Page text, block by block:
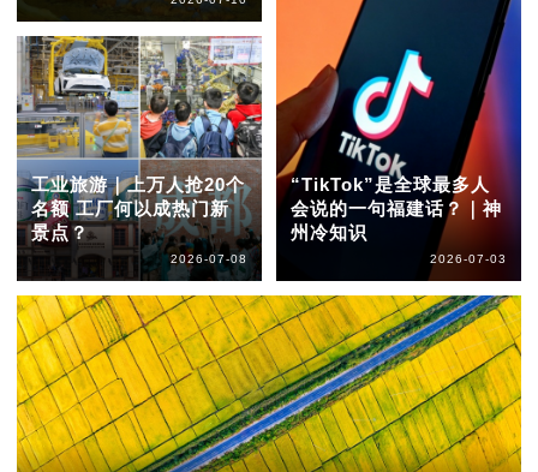
工业旅游｜上万人抢20个
名额 工厂何以成热门新
景点？
2026-07-08
“TikTok”是全球最多人
会说的一句福建话？｜神
州冷知识
2026-07-03